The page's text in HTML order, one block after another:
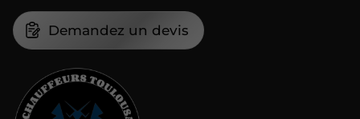
Demandez un devis